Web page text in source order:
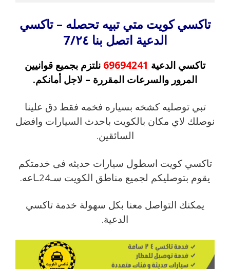
تاكسي كويت متي تبيه تحصله – تاكسي
الدعية اتصل بنا 7/٢٤
تاكسي الدعية 69694241 نلتزم بجميع قوانيين
المرور والسرعات المقررة – لاجل أمانكم.
تبي توصليه كشخه بسياره فخمه فقط دق علينا
نوصلك لاي مكان بالكويت باحدث السيارات وافضل
السائقين.
تاكسي كويت اسطول سيارات حديثه فى خدمتكم
يقوم بتوصليكم لجميع مناطق الكويت سـ24ـاعه.
يمكنك التواصل معنا بكل سهولة خدمة تاكسي
الدعية.